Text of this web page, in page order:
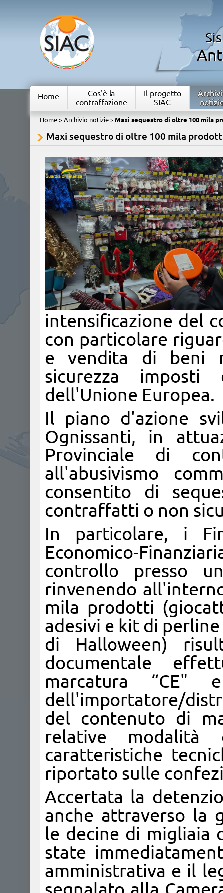
Home
Cos'è la
contraffazione
Il progetto
SIAC
Home> Archivio notizie> Maxi sequestro di oltre 100 mila
Maxi sequestro di oltre 100 mila
intensificazione del
con particolare
e vendita di beni
sicurezza
dell'Unione Europea.
Il piano d'azione
Ognissanti, in
Provinciale di
all'abusivismo
consentito di
contraffatti o non
In particolare, i
Economico-
controllo presso
rinvenendo
mila prodotti
adesivi e kit di
di Halloween)
documentale
marcatura “CE"
dell'importatore/
del contenuto di
relative modalità
caratteristiche
riportato sulle
Accertata la
anche attraverso la
le decine di migliaia
state
amministrativa e il
segnalato alla